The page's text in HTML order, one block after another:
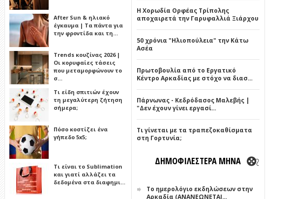
After Sun & ηλιακό
έγκαυμα | Τα πάντα για
την φροντίδα και τη…
Trends κουζίνας 2026 |
Οι κορυφαίες τάσεις
που μεταμορφώνουν το
σ…
Τι είδη σπιτιών έχουν
τη μεγαλύτερη ζήτηση
σήμερα;
Πόσο κοστίζει ένα
γήπεδο 5x5;
Τι είναι το Sublimation
και γιατί αλλάζει τα
δεδομένα στα διαφημι…
Η Χορωδία Ορφέας Τρίπολης
αποχαιρετά την Γαρυφαλλιά Ξιάρχου
50 χρόνια "Ηλιοπούλεια" την Κάτω
Ασέα
Πρωτοβουλία από το Εργατικό
Κέντρο Αρκαδίας με στόχο να διασ…
Πάρνωνας - Κεδρόδασος Μαλεβής |
"Δεν έχουν γίνει εργασί…
Τι γίνεται με τα τραπεζοκαθίσματα
στη Γορτυνία;
ΔΗΜΟΦΙΛΕΣΤΕΡΑ ΜΗΝΑ
Το ημερολόγιο εκδηλώσεων στην
Αρκαδία (ΑΝΑΝΕΩΝΕΤΑΙ…